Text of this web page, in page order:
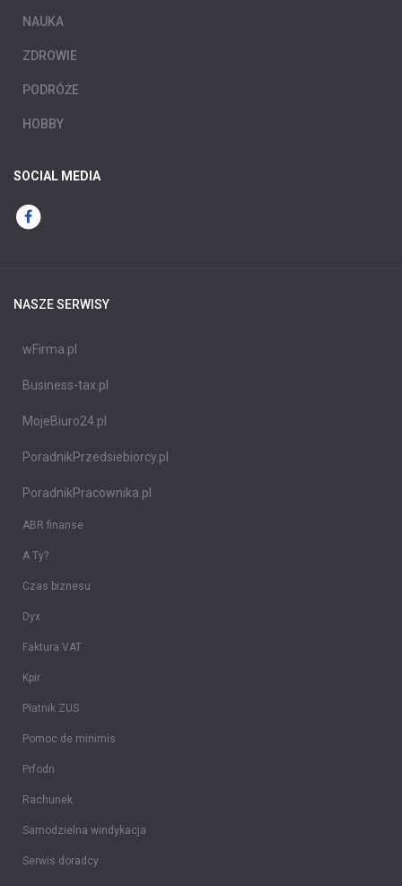
NAUKA
ZDROWIE
PODRÓŻE
HOBBY
SOCIAL MEDIA
NASZE SERWISY
wFirma.pl
Business-tax.pl
MojeBiuro24.pl
PoradnikPrzedsiebiorcy.pl
PoradnikPracownika.pl
ABR finanse
A Ty?
Czas biznesu
Dyx
Faktura VAT
Kpir
Płatnik ZUS
Pomoc de minimis
Prfodn
Rachunek
Samodzielna windykacja
Serwis doradcy